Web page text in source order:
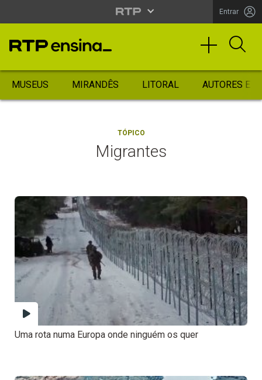
Entrar
MUSEUS MIRANDÊS LITORAL AUTORES
TÓPICO
Migrantes
Uma rota numa Europa onde ninguém os quer